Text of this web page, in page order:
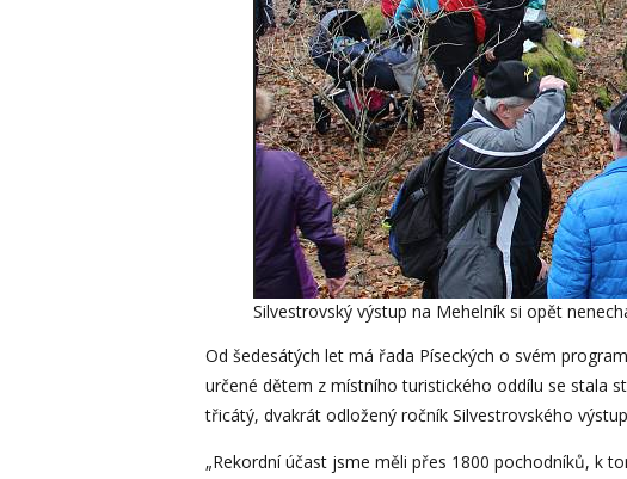
Silvestrovský výstup na Mehelník si opět
Od šedesátých let má řada Píseckých o svém
určené dětem z místního turistického oddílu se stala
třicátý, dvakrát odložený ročník Silvestrovského
„Rekordní účast jsme měli přes 1800 pochodníků, k